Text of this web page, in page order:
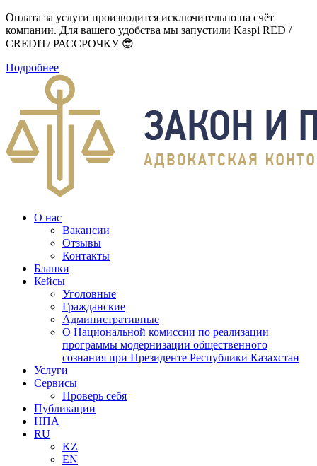
Оплата за услуги производится исключительно на счёт
компании. Для вашего удобства мы запустили Kaspi RED /
CREDIT/ РАССРОЧКУ 😎
Подробнее
О нас
Вакансии
Отзывы
Контакты
Бланки
Кейсы
Уголовные
Гражданские
Административные
О Национальной комиссии по реализации
программы модернизации общественного
сознания при Президенте Республики Казахстан
Услуги
Сервисы
Проверь себя
Публикации
НПА
RU
KZ
EN